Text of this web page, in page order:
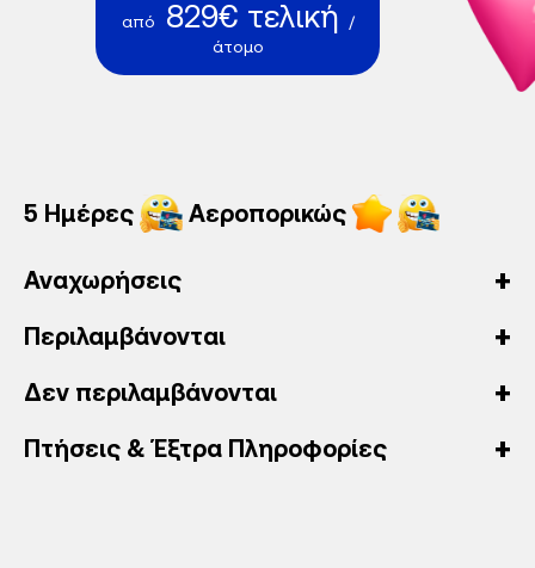
από 829€ τελική
/
άτομο
5 Ημέρες Αεροπορικώς
Αναχωρήσεις
Περιλαμβάνονται
Δεν περιλαμβάνονται
Πτήσεις & Έξτρα Πληροφορίες